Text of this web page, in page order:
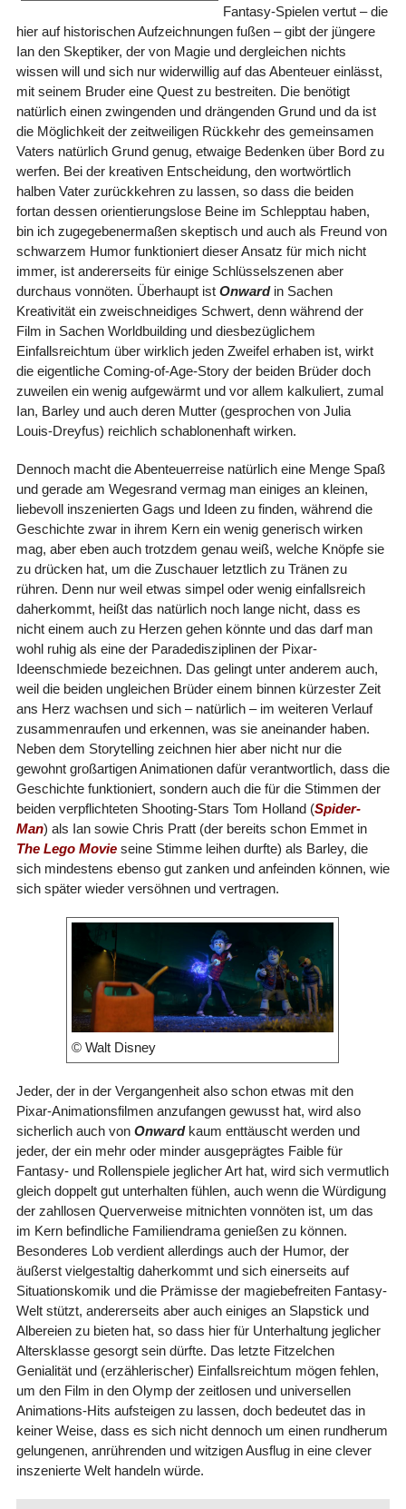
Fantasy-Spielen vertut – die
hier auf historischen Aufzeichnungen fußen – gibt der jüngere
Ian den Skeptiker, der von Magie und dergleichen nichts
wissen will und sich nur widerwillig auf das Abenteuer einlässt,
mit seinem Bruder eine Quest zu bestreiten. Die benötigt
natürlich einen zwingenden und drängenden Grund und da ist
die Möglichkeit der zeitweiligen Rückkehr des gemeinsamen
Vaters natürlich Grund genug, etwaige Bedenken über Bord zu
werfen. Bei der kreativen Entscheidung, den wortwörtlich
halben Vater zurückkehren zu lassen, so dass die beiden
fortan dessen orientierungslose Beine im Schlepptau haben,
bin ich zugegebenermaßen skeptisch und auch als Freund von
schwarzem Humor funktioniert dieser Ansatz für mich nicht
immer, ist andererseits für einige Schlüsselszenen aber
durchaus vonnöten. Überhaupt ist Onwardin Sachen
Kreativität ein zweischneidiges Schwert, denn während der
Film in Sachen Worldbuilding und diesbezüglichem
Einfallsreichtum über wirklich jeden Zweifel erhaben ist, wirkt
die eigentliche Coming-of-Age-Story der beiden Brüder doch
zuweilen ein wenig aufgewärmt und vor allem kalkuliert, zumal
Ian, Barley und auch deren Mutter (gesprochen von Julia
Louis-Dreyfus) reichlich schablonenhaft wirken.
Dennoch macht die Abenteuerreise natürlich eine Menge Spaß
und gerade am Wegesrand vermag man einiges an kleinen,
liebevoll inszenierten Gags und Ideen zu finden, während die
Geschichte zwar in ihrem Kern ein wenig generisch wirken
mag, aber eben auch trotzdem genau weiß, welche Knöpfe sie
zu drücken hat, um die Zuschauer letztlich zu Tränen zu
rühren. Denn nur weil etwas simpel oder wenig einfallsreich
daherkommt, heißt das natürlich noch lange nicht, dass es
nicht einem auch zu Herzen gehen könnte und das darf man
wohl ruhig als eine der Paradedisziplinen der Pixar-
Ideenschmiede bezeichnen. Das gelingt unter anderem auch,
weil die beiden ungleichen Brüder einem binnen kürzester Zeit
ans Herz wachsen und sich – natürlich – im weiteren Verlauf
zusammenraufen und erkennen, was sie aneinander haben.
Neben dem Storytelling zeichnen hier aber nicht nur die
gewohnt großartigen Animationen dafür verantwortlich, dass die
Geschichte funktioniert, sondern auch die für die Stimmen der
beiden verpflichteten Shooting-Stars Tom Holland (Spider-
Man) als Ian sowie Chris Pratt (der bereits schon Emmet in
The Lego Movieseine Stimme leihen durfte) als Barley, die
sich mindestens ebenso gut zanken und anfeinden können, wie
sich später wieder versöhnen und vertragen.
© Walt Disney
Jeder, der in der Vergangenheit also schon etwas mit den
Pixar-Animationsfilmen anzufangen gewusst hat, wird also
sicherlich auch von Onwardkaum enttäuscht werden und
jeder, der ein mehr oder minder ausgeprägtes Faible für
Fantasy- und Rollenspiele jeglicher Art hat, wird sich vermutlich
gleich doppelt gut unterhalten fühlen, auch wenn die Würdigung
der zahllosen Querverweise mitnichten vonnöten ist, um das
im Kern befindliche Familiendrama genießen zu können.
Besonderes Lob verdient allerdings auch der Humor, der
äußerst vielgestaltig daherkommt und sich einerseits auf
Situationskomik und die Prämisse der magiebefreiten Fantasy-
Welt stützt, andererseits aber auch einiges an Slapstick und
Albereien zu bieten hat, so dass hier für Unterhaltung jeglicher
Altersklasse gesorgt sein dürfte. Das letzte Fitzelchen
Genialität und (erzählerischer) Einfallsreichtum mögen fehlen,
um den Film in den Olymp der zeitlosen und universellen
Animations-Hits aufsteigen zu lassen, doch bedeutet das in
keiner Weise, dass es sich nicht dennoch um einen rundherum
gelungenen, anrührenden und witzigen Ausflug in eine clever
inszenierte Welt handeln würde.